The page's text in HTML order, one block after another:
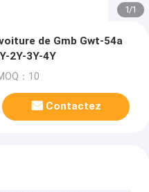
1/1
de Gmb Gwt-54a
2Y-3Y-4Y
：10
Contactez